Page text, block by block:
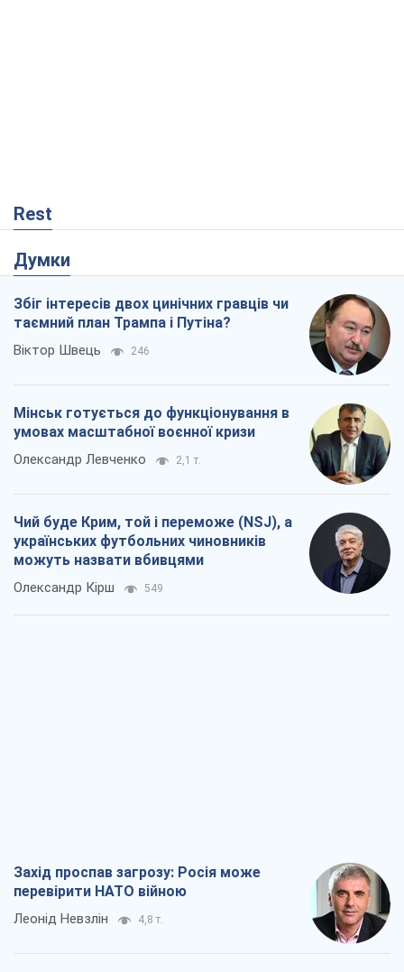
Rest
Думки
Збіг інтересів двох цинічних гравців чи
таємний план Трампа і Путіна?
Віктор Швець 246
Мінськ готується до функціонування в
умовах масштабної воєнної кризи
Олександр Левченко 2,1 т.
Чий буде Крим, той і переможе (NSJ), а
українських футбольних чиновників
можуть назвати вбивцями
Олександр Кірш 549
Захід проспав загрозу: Росія може
перевірити НАТО війною
Леонід Невзлін 4,8 т.